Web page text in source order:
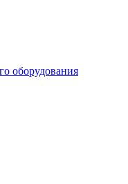
оборудования